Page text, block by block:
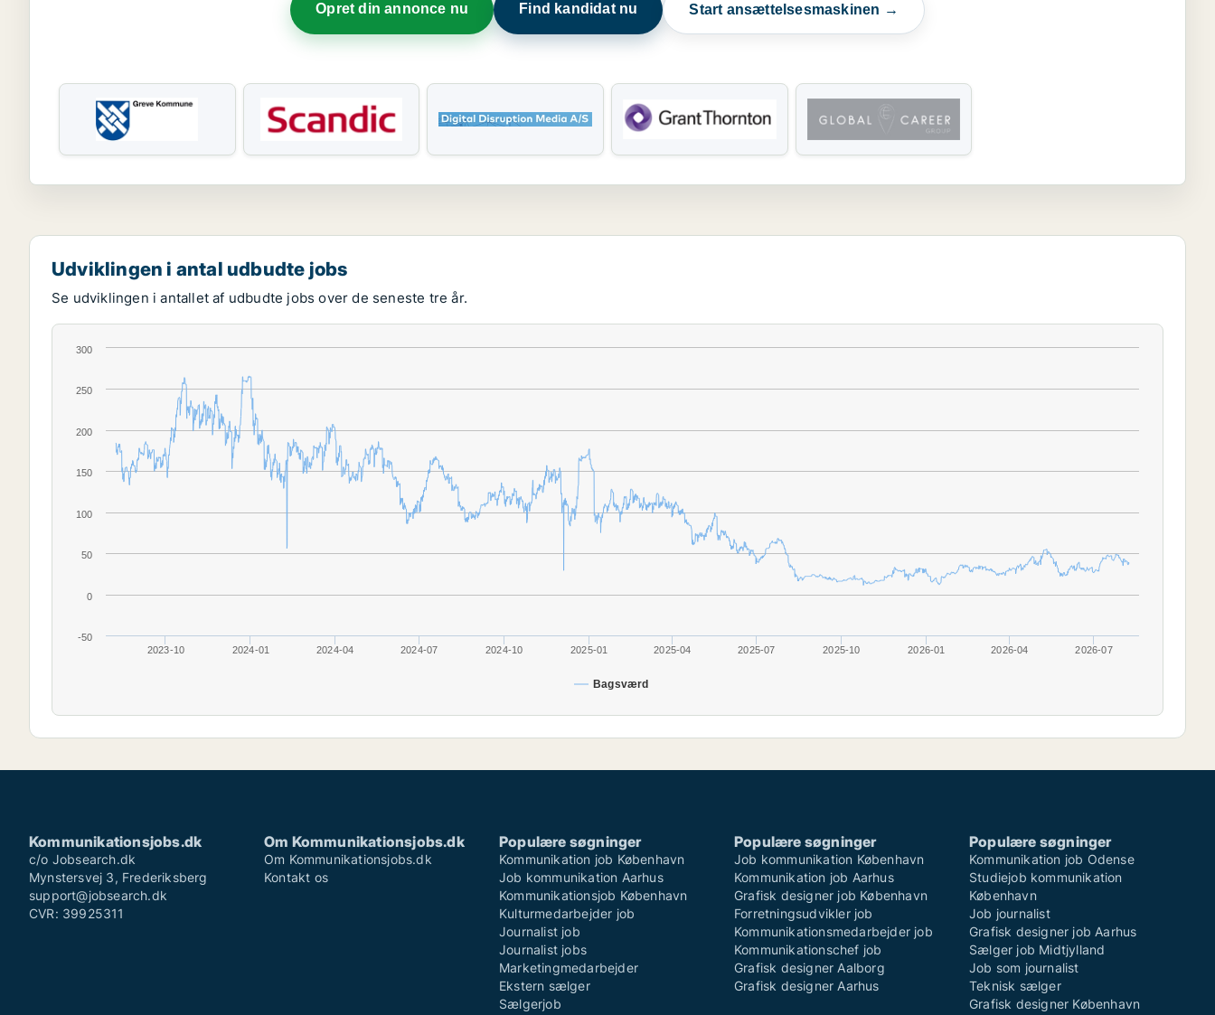
Opret din annonce nu Find kandidat nu Start ansættelsesmaskinen →
Udviklingen i antal udbudte jobs
Se udviklingen i antallet af udbudte jobs over de seneste tre år.
Bagsværd
2023-10 2024-01 2024-04 2024-07 2024-10 2025-01 2025-04 2025-07 2025-10 2026-01 2026-04 2026-07
-50
0
50
100
150
200
250
300
Kommunikationsjobs.dk
c/o Jobsearch.dk
Mynstersvej 3, Frederiksberg
support@jobsearch.dk
CVR: 39925311
Om Kommunikationsjobs.dk
Om Kommunikationsjobs.dk
Kontakt os
Populære søgninger
Kommunikation job København
Job kommunikation Aarhus
Kommunikationsjob København
Kulturmedarbejder job
Journalist job
Journalist jobs
Marketingmedarbejder
Ekstern sælger
Sælgerjob
Populære søgninger
Job kommunikation København
Kommunikation job Aarhus
Grafisk designer job København
Forretningsudvikler job
Kommunikationsmedarbejder job
Kommunikationschef job
Grafisk designer Aalborg
Grafisk designer Aarhus
Populære søgninger
Kommunikation job Odense
Studiejob kommunikation
København
Job journalist
Grafisk designer job Aarhus
Sælger job Midtjylland
Job som journalist
Teknisk sælger
Grafisk designer København